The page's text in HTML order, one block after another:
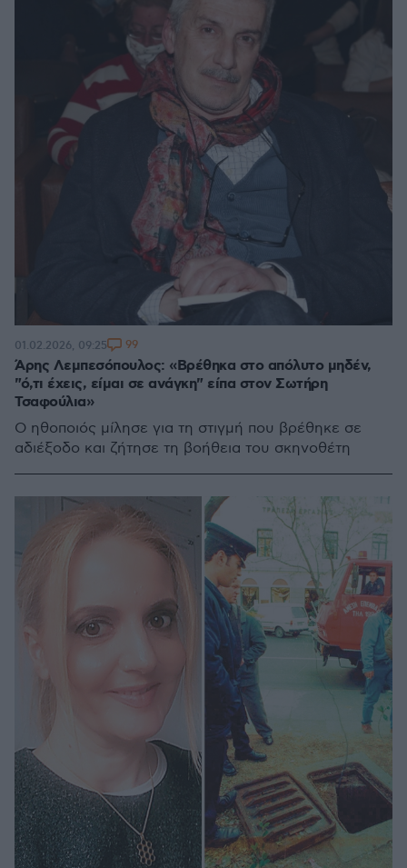
Άρης Λεμπεσόπουλος: «Βρέθηκα στο απόλυτο μηδέν,
"ό,τι έχεις, είμαι σε ανάγκη" είπα στον Σωτήρη
Τσαφούλια»
Ο ηθοποιός μίλησε για τη στιγμή που βρέθηκε σε
αδιέξοδο και ζήτησε τη βοήθεια του σκηνοθέτη
01.02.2026, 09:25 99